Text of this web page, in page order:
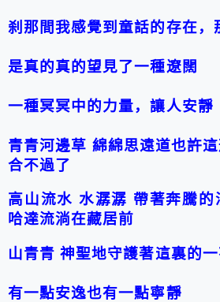
刹那間我感覺到童話的存在，
是真的真的望見了一種遼闊
一種冥冥中的力量，讓人安靜
青青河邊草 綿綿思遠道也許
合不過了
高山流水 水潺潺 帶著奔騰的
哈達流淌在藏居前
山青青 神聖地守護著這裏的
有一點安逸也有一點寧靜